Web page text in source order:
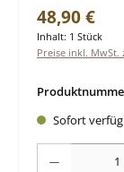
Regulärer Preis:
48,90 €
Inhalt: 1 Stück
Preise inkl. MwSt.
Sofort